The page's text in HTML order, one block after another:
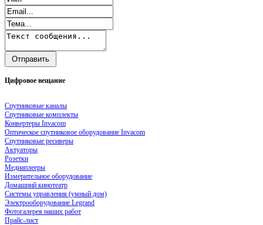
Цифровое вещание
Спутниковые каналы
Спутниковые комплекты
Конвертеры Invacom
Оптическое спутниковое оборудование Invacom
Спутниковые ресиверы
Актуаторы
Розетки
Медиаплееры
Измерительное оборудование
Домашний кинотеатр
Системы управления (умный дом)
Электрооборудование Legrand
Фотогалерея наших работ
Прайс-лист